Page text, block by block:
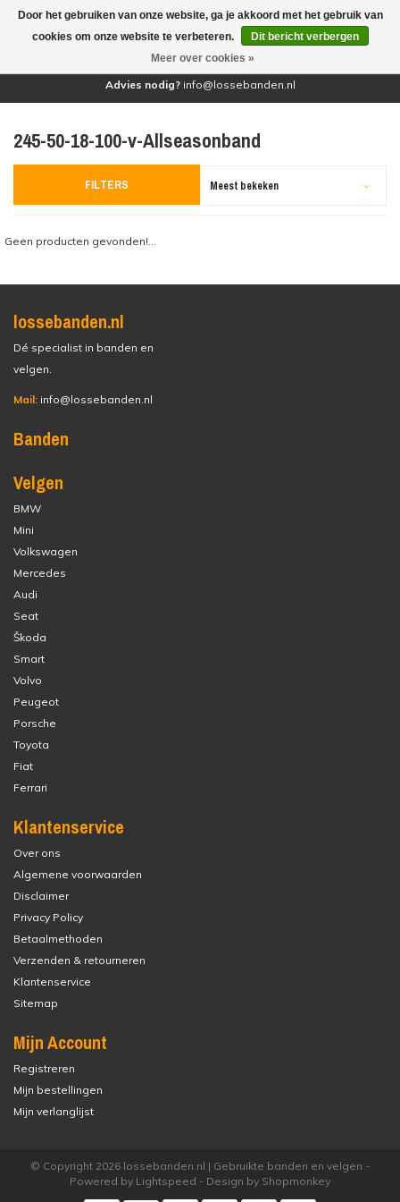
(0)
Advies nodig? info@lossebanden.nl
245-50-18-100-v-Allseasonband
FILTERS Meest bekeken
Geen producten gevonden!...
lossebanden.nl
Dé specialist in banden en
velgen.
Mail: info@lossebanden.nl
Banden
Velgen
BMW
Mini
Volkswagen
Mercedes
Audi
Seat
Škoda
Smart
Volvo
Peugeot
Porsche
Toyota
Fiat
Ferrari
Klantenservice
Over ons
Algemene voorwaarden
Disclaimer
Privacy Policy
Betaalmethoden
Verzenden & retourneren
Klantenservice
Sitemap
Mijn Account
Registreren
Mijn bestellingen
Mijn verlanglijst
© Copyright 2026 lossebanden.nl | Gebruikte banden en velgen -
Powered by Lightspeed - Design by Shopmonkey
Door het gebruiken van onze website, ga je akkoord met het gebruik van
cookies om onze website te verbeteren.
Dit bericht verbergen
Meer over cookies »